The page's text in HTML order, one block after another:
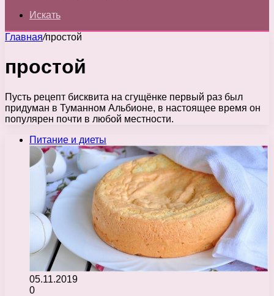
Искать
Главная/простой
простой
Пусть рецепт бисквита на сгущёнке первый раз был
придуман в Туманном Альбионе, в настоящее время он
популярен почти в любой местности.
Питание и диеты
05.11.2019
0